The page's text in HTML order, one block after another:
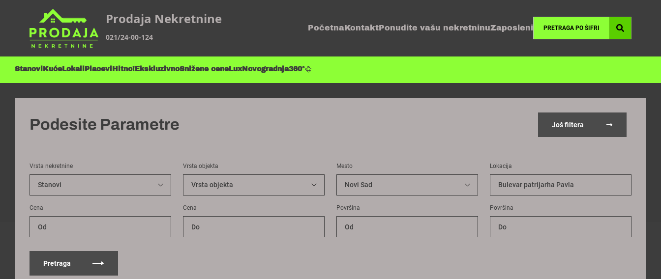
Prodaja Nekretnine
021/24-00-124
Početna Kontakt Ponudite vašu nekretninuZaposleni
Stanovi KućeLokali Placevi Hitno! EkskluzivnoSnižene ceneLuxNovogradnja360°
Podesite Parametre Još filtera
Vrsta nekretnine Vrsta objekta Mesto Lokacija
Bulevar patrijarha Pavla
Cena Cena Površina Površina
Pretraga